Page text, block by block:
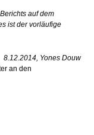
auf dem
ist der vorläufige
8.12.2014, Yones Douw
an den